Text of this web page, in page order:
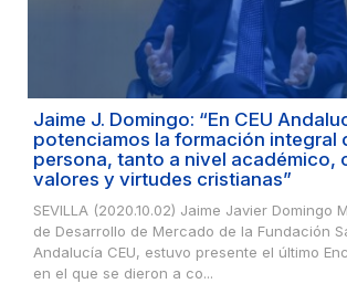
Jaime J. Domingo: “En CEU
potenciamos la formación integral
persona, tanto a nivel académico,
valores y virtudes cristianas”
SEVILLA (2020.10.02) Jaime Javier Domingo
de Desarrollo de Mercado de la Fundación
Andalucía CEU, estuvo presente el último
en el que se dieron a co...